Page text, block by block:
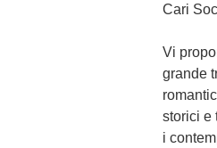
Cari
Vi
grande
storici e
i